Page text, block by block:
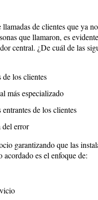
de clientes que ya
que llamaron, es
central. ¿De cuál de las
de los clientes
más especializado
de los clientes
del error
garantizando que las
acordado es el enfoque de: